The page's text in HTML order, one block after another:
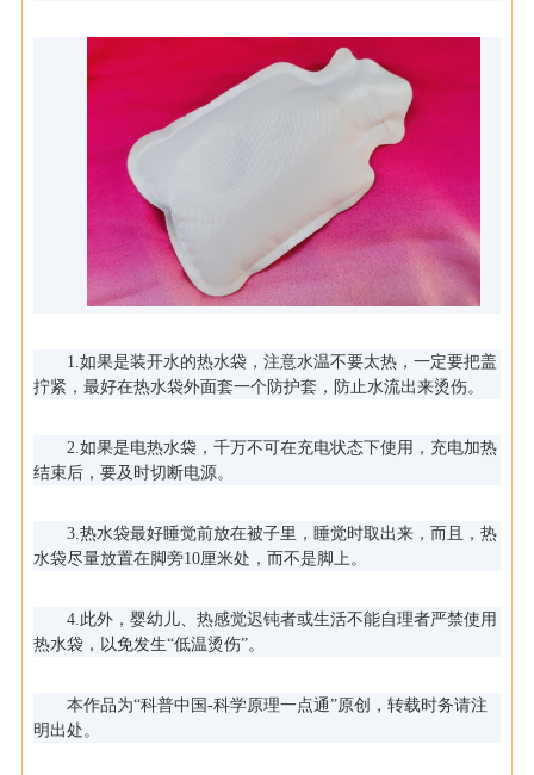
1.如果是装开水的热水袋，注意水温不要太热，一定要把盖
拧紧，最好在热水袋外面套一个防护套，防止水流出来烫伤。
2.如果是电热水袋，千万不可在充电状态下使用，充电加热
结束后，要及时切断电源。
3.热水袋最好睡觉前放在被子里，睡觉时取出来，而且，热
水袋尽量放置在脚旁10厘米处，而不是脚上。
4.此外，婴幼儿、热感觉迟钝者或生活不能自理者严禁使用
热水袋，以免发生“低温烫伤”。
本作品为“科普中国-科学原理一点通”原创，转载时务请注
明出处。